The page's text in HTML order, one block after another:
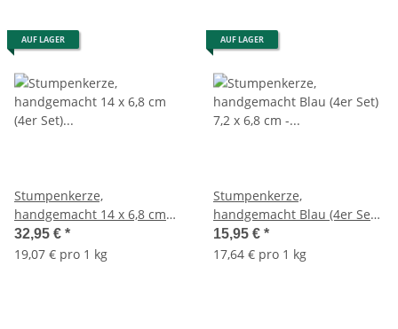
AUF LAGER
Stumpenkerze,
handgemacht 14 x 6,8 cm
(4er Set) Weiss-Gold-Metallic
- Kerze für Adventskranz,
32,95 € *
19,07 € pro 1 kg
AUF LAGER
Stumpenkerze,
handgemacht Blau (4er Set)
7,2 x 6,8 cm - Kerze für
Adventskranz, Kerzen,
15,95 € *
17,64 € pro 1 kg